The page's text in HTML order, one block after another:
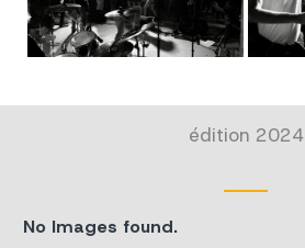
édition 2024
No Images found.